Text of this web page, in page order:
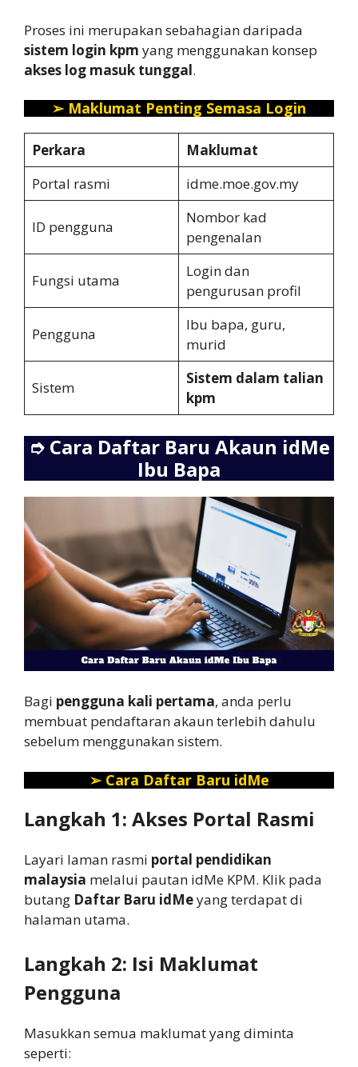
Proses ini merupakan sebahagian daripada
sistem login kpm yang menggunakan konsep
akses log masuk tunggal.
➢ Maklumat Penting Semasa Login
Perkara
Maklumat
Portal rasmi
idme.moe.gov.my
ID pengguna
Nombor kad
pengenalan
Fungsi utama
Login dan
pengurusan profil
Pengguna
Ibu bapa, guru,
murid
Sistem
Sistem dalam talian
kpm
➮ Cara Daftar Baru Akaun idMe
Ibu Bapa
Bagi pengguna kali pertama, anda perlu
membuat pendaftaran akaun terlebih dahulu
sebelum menggunakan sistem.
➢ Cara Daftar Baru idMe
Langkah 1: Akses Portal Rasmi
Layari laman rasmi portal pendidikan
malaysia melalui pautan idMe KPM. Klik pada
butang Daftar Baru idMeyang terdapat di
halaman utama.
Langkah 2: Isi Maklumat
Pengguna
Masukkan semua maklumat yang diminta
seperti: